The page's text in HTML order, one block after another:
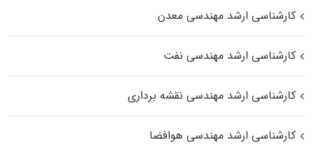
کارشناسی ارشد مهندسی معدن
کارشناسی ارشد مهندسی نفت
کارشناسی ارشد مهندسی نقشه برداری
کارشناسی ارشد مهندسی هوافضا